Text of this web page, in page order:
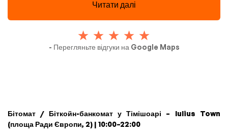
Читати далі
- Перегляньте відгуки на Google Maps
Бітомат / Біткойн-банкомат у Тімішоарі – Iulius Town
(площа Ради Європи, 2) | 10:00–22:00